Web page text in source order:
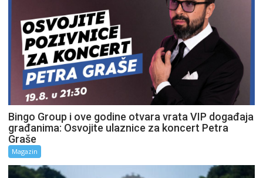
Bingo Group i ove godine otvara vrata VIP događaja
građanima: Osvojite ulaznice za koncert Petra
Graše
Magazin